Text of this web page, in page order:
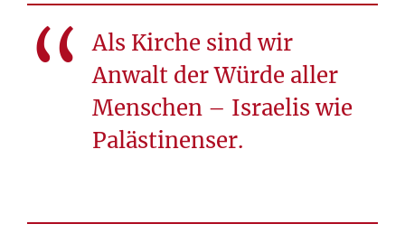
Als Kirche sind wir
Anwalt der Würde aller
Menschen – Israelis wie
Palästinenser.